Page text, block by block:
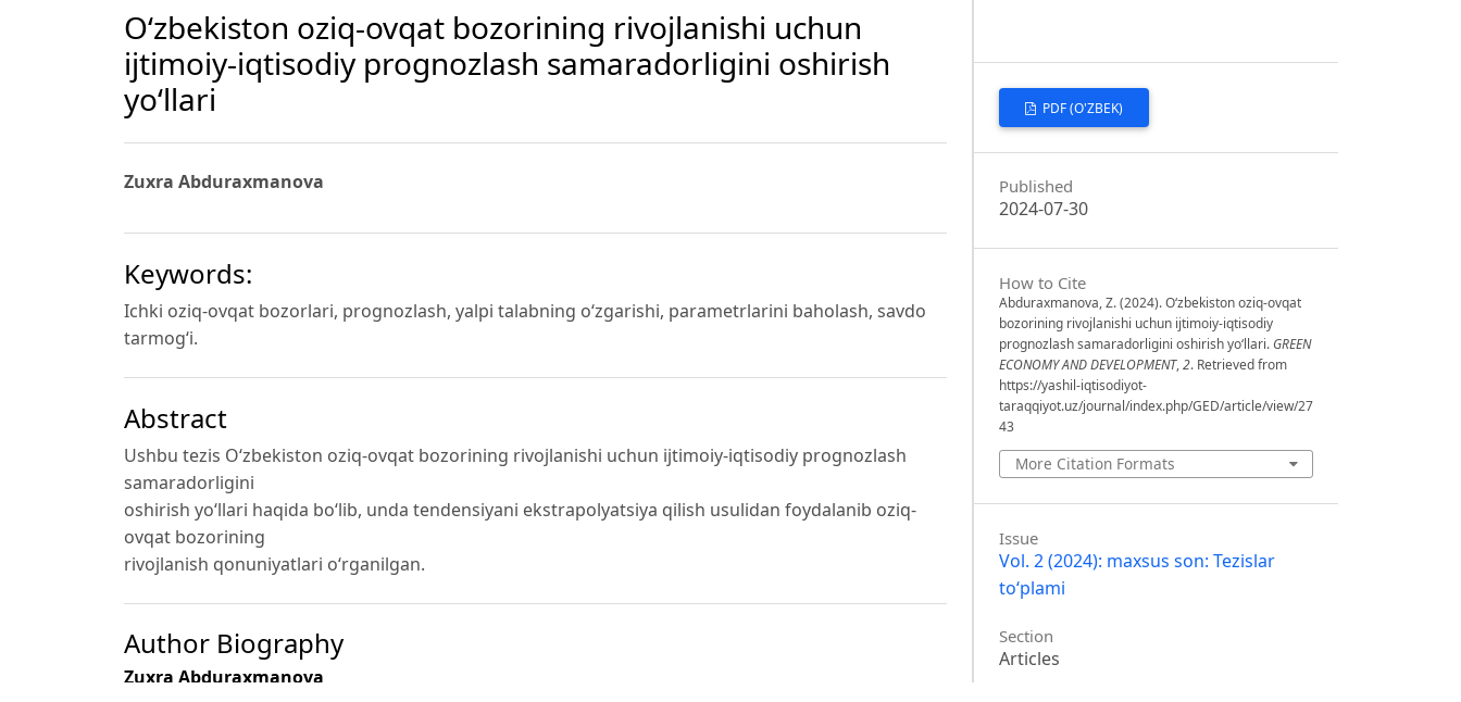
O‘zbekiston oziq-ovqat bozorining rivojlanishi uchun
ijtimoiy-iqtisodiy prognozlash samaradorligini oshirish
yo‘llari
Zuxra Abduraxmanova
Keywords:
Ichki oziq-ovqat bozorlari, prognozlash, yalpi talabning o‘zgarishi, parametrlarini baholash, savdo
tarmog‘i.
Abstract
Ushbu tezis O‘zbekiston oziq-ovqat bozorining rivojlanishi uchun ijtimoiy-iqtisodiy prognozlash
samaradorligini
oshirish yo‘llari haqida bo‘lib, unda tendensiyani ekstrapolyatsiya qilish usulidan foydalanib oziq-
ovqat bozorining
rivojlanish qonuniyatlari o‘rganilgan.
Author Biography
Zuxra Abduraxmanova
PDF (O'ZBEK)
Published
2024-07-30
How to Cite
Abduraxmanova, Z. (2024). O‘zbekiston oziq-ovqat
bozorining rivojlanishi uchun ijtimoiy-iqtisodiy
prognozlash samaradorligini oshirish yo‘llari. GREEN
ECONOMY AND DEVELOPMENT,2. Retrieved from
https://yashil-iqtisodiyot-
taraqqiyot.uz/journal/index.php/GED/article/view/27
43
More Citation Formats
Issue
Vol. 2 (2024): maxsus son: Tezislar
to‘plami
Section
Articles